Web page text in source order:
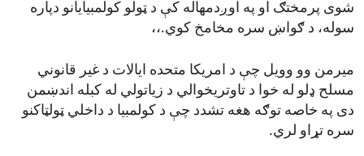
شوی پرمختګ او په اوږدمهاله کې د ټولو کولمبیایانو دپاره
سوله، د ګواښ سره مخامخ کوي.،،
میرمن وو وویل چې د امریکا متحده ایالات د غیر قانوني
مسلح ډلو له خوا د تاوتریخوالي د زیاتولي له کبله اندښمن
دی په خاصه توګه هغه تشدد چې د کولمبیا د داخلي ټولټاکنو
سره تړاو لري.